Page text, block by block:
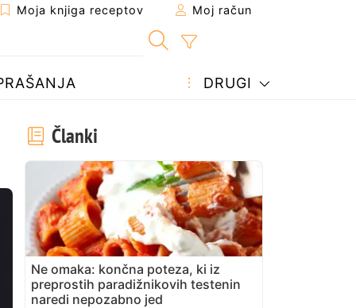
Moja knjiga receptov Moj račun
DRUGI
Članki
Ne omaka: končna poteza, ki iz
preprostih paradižnikovih testenin
naredi nepozabno jed